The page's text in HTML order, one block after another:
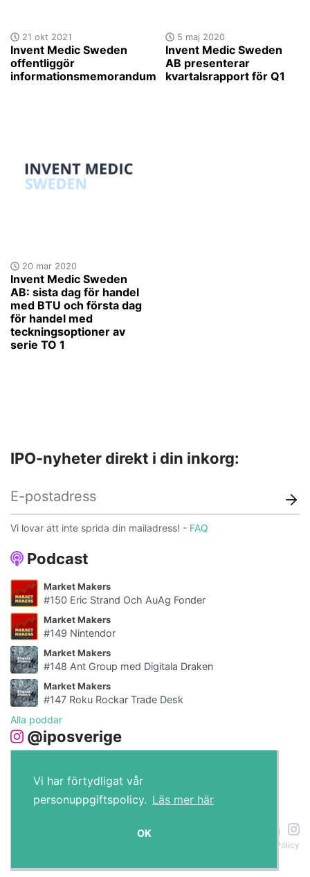
Vi har förtydligat vår
personuppgiftspolicy. Läs mer här
OK
21 okt 2021
Invent Medic Sweden
offentliggör
informationsmemorandum
5 maj 2020
Invent Medic Sweden
AB presenterar
kvartalsrapport för Q1
20 mar 2020
Invent Medic Sweden
AB: sista dag för handel
med BTU och första dag
för handel med
teckningsoptioner av
serie TO 1
Podcast
Market Makers
#150 Eric Strand Och AuAg Fonder
Market Makers
#149 Nintendor
Market Makers
#148 Ant Group med Digitala Draken
Market Makers
#147 Roku Rockar Trade Desk
Alla poddar
@iposverige
IPO-nyheter direkt i din inkorg:
Vi lovar att inte sprida din mailadress! - FAQ
Policy